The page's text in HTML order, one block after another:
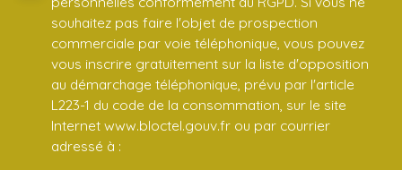
souhaitez pas faire l'objet de prospection
commerciale par voie téléphonique, vous pouvez
vous inscrire gratuitement sur la liste d'opposition
au démarchage téléphonique, prévu par l'article
L223-1 du code de la consommation, sur le site
Internet www.bloctel.gouv.fr ou par courrier
adressé à :